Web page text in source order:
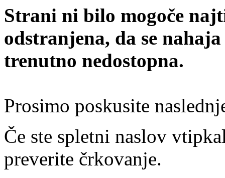
Strani ni bilo mogoče
odstranjena, da se
trenutno nedostopna.
Prosimo poskusite
Če ste spletni naslov
preverite črkovanje.